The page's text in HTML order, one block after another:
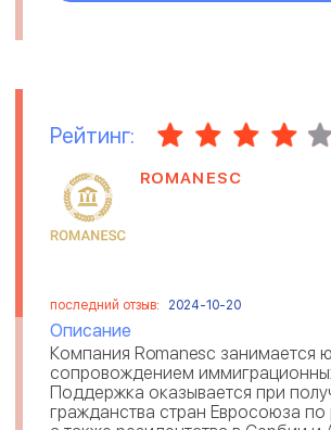
Рейтинг:
ROMANESC
последний отзыв: 2024-10-20
Описание
Компания Romanesc занимается
сопровождением
Поддержка оказывается при
гражданства стран Евросоюза по